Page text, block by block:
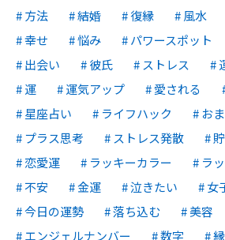
方法
結婚 復縁 風水
幸せ
悩み パワースポット
出会い
彼氏 ストレス
運
運気アップ 愛される
星座占い
ライフハック
お
プラス思考
ストレス発散
恋愛運
ラッキーカラー
ラ
不安
金運 泣きたい 女
今日の運勢
落ち込む
美容
エンジェルナンバー
数字